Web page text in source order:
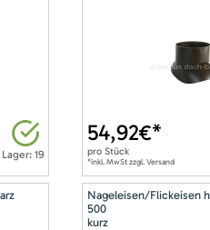
19
54,92€*
proStück
*inkl. MwSt zzgl. Versand
Nageleisen/Flickeisen
500
kurz